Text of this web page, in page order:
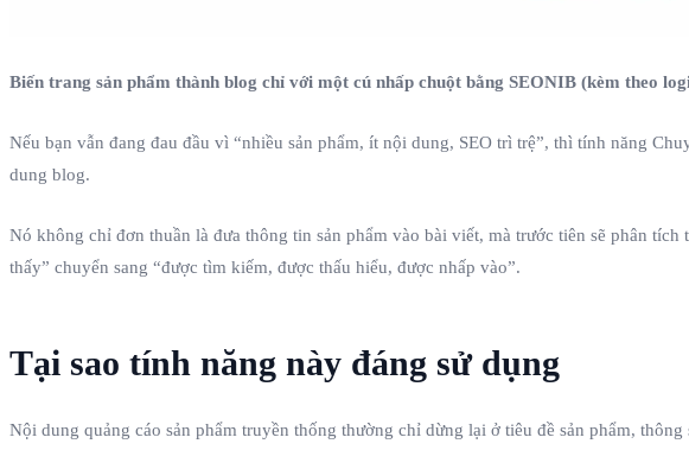
Biến trang sản phẩm thành blog chỉ với một cú nhấp chuột bằng SEONIB (kèm theo
Nếu bạn vẫn đang đau đầu vì “nhiều sản phẩm, ít nội dung, SEO trì trệ”, thì tính năng
dung blog.
Nó không chỉ đơn thuần là đưa thông tin sản phẩm vào bài viết, mà trước tiên sẽ phân
thấy” chuyển sang “được tìm kiếm, được thấu hiểu, được nhấp vào”.
Tại sao tính năng này đáng sử dụng
Nội dung quảng cáo sản phẩm truyền thống thường chỉ dừng lại ở tiêu đề sản phẩm,